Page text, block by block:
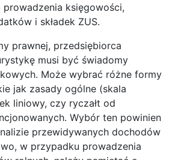
księgowości,
i składek ZUS.
prawnej, przedsiębiorca
musi być świadomy
Może wybrać różne formy
jak zasady ogólne (skala
liniowy, czy ryczałt od
Wybór ten powinien
przewidywanych dochodów
w przypadku prowadzenia